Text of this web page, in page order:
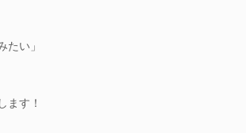
たい」
ます！